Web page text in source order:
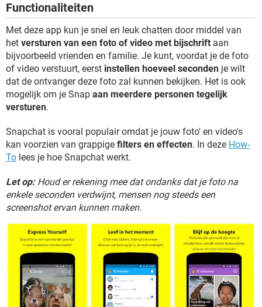
Functionaliteiten
Met deze app kun je snel en leuk chatten door middel van
het versturen van een foto of video met bijschrift aan
bijvoorbeeld vrienden en familie. Je kunt, voordat je de foto
of video verstuurt, eerst instellen hoeveel seconden je wilt
dat de ontvanger deze foto zal kunnen bekijken. Het is ook
mogelijk om je Snap aan meerdere personen tegelijk
versturen.
Snapchat is vooral populair omdat je jouw foto' en video's
kan voorzien van grappige filters en effecten. In deze How-
To lees je hoe Snapchat werkt.
Let op:Houd er rekening mee dat ondanks dat je foto na
enkele seconden verdwijnt, mensen nog steeds een
screenshot ervan kunnen maken.